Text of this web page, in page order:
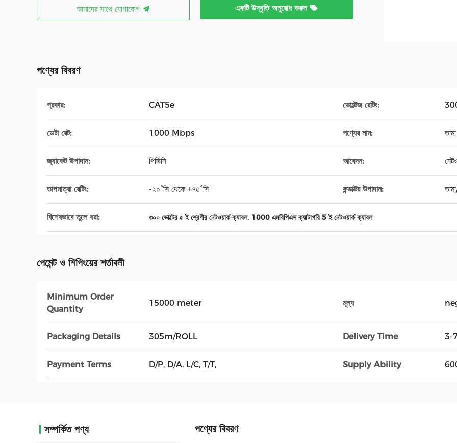
আমাদের সাথে যোগাযোগ একটি উদ্ধৃতি অনুরোধ করুন
পণ্যের বিবরণ
প্রকার: CAT5e ভোল্টেজ রেটিং:
ডেটা রেট: 1000 Mbps পণ্যের নাম:
জ্যাকেট উপাদান: পিভিসি আবেদন:
তাপমাত্রা রেটিং: -২০°সি থেকে +৭৫°সি কন্ডাক্টর উপাদান:
বিশেষভাবে তুলে ধরা: ৩০০ ভোল্টের ৫ ই শ্রেণীর নেটওয়ার্ক ক্যাবল, 1000 এমবিপিএস ক্যাটাগরি 5 ই নেটওয়ার্ক ক্যাবল
পেমেন্ট ও শিপিংয়ের শর্তাবলী
Minimum Order
Quantity
15000 meter মূল্য
Packaging Details 305m/ROLL Delivery Time 3-
Payment Terms D/P, D/A, L/C, T/T, Supply Ability
সম্পর্কিত পণ্য পণ্যের বিবরণ